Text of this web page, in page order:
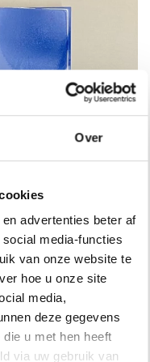
Over
advertenties beter af
media-functies
van onze website te
hoe u onze site
media,
deze gegevens
u met hen heeft
via uw gebruik van